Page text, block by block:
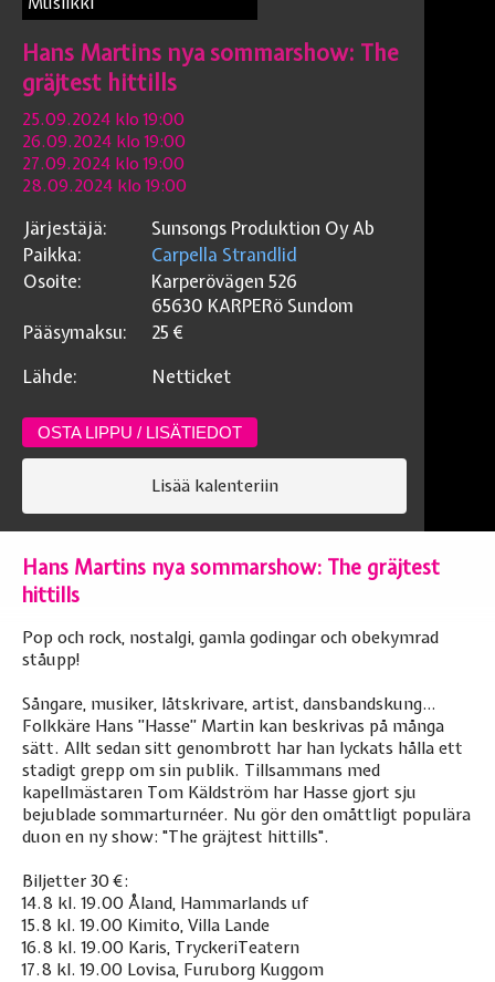
Hans Martins nya sommarshow: The
gräjtest hittills
25.09.2024 klo 19:00
26.09.2024 klo 19:00
27.09.2024 klo 19:00
28.09.2024 klo 19:00
Järjestäjä:
Sunsongs Produktion Oy Ab
Paikka:
Carpella Strandlid
Osoite:
Karperövägen 526
65630 KARPERö Sundom
Pääsymaksu:
25 €
Lähde:
Netticket
OSTA LIPPU / LISÄTIEDOT
Lisää kalenteriin
Hans Martins nya sommarshow: The gräjtest
hittills
Pop och rock, nostalgi, gamla godingar och obekymrad
ståupp!
Sångare, musiker, låtskrivare, artist, dansbandskung…
Folkkäre Hans ”Hasse” Martin kan beskrivas på många
sätt. Allt sedan sitt genombrott har han lyckats hålla ett
stadigt grepp om sin publik. Tillsammans med
kapellmästaren Tom Käldström har Hasse gjort sju
bejublade sommarturnéer. Nu gör den omåttligt populära
duon en ny show: "The gräjtest hittills".
Biljetter 30 €:
14.8 kl. 19.00 Åland, Hammarlands uf
15.8 kl. 19.00 Kimito, Villa Lande
16.8 kl. 19.00 Karis, TryckeriTeatern
17.8 kl. 19.00 Lovisa, Furuborg Kuggom